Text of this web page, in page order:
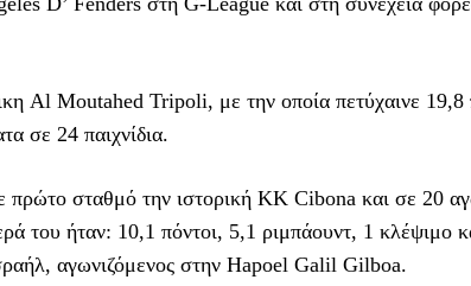
Al Moutahed Tripoli, με την οποία πετύχαινε 19,8
σε 24 παιχνίδια.
σταθμό την ιστορική KK Cibona και σε 20
του ήταν: 10,1 πόντοι, 5,1 ριμπάουντ, 1 κλέψιμο
αγωνιζόμενος στην Hapoel Galil Gilboa.